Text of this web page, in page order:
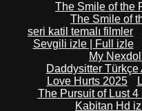
The Smile of the
The Smile of
seri katil temalı filmler
Sevgili izle | Full izle
My
Daddysitter Türkçe
Love Hurts 2025
The Pursuit of Lust 4
Kabitan Hd